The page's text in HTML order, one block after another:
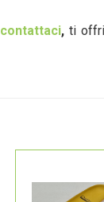
contattaci,ti